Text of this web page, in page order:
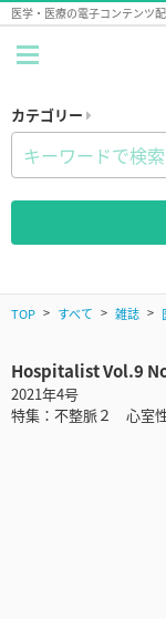
医学・医療の電子コンテンツ
カテゴリー
TOP すべて 雑誌
Hospitalist Vol.9
2021年4号
特集：不整脈２ 心室